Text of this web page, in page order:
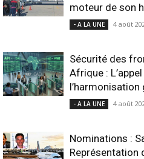
moteur de son
- A LA UNE 4 août
Sécurité des
Afrique :
l’harmonisation
- A LA UNE 4 août
Nominations :
Représentation